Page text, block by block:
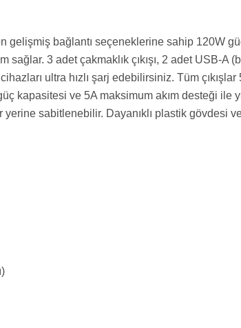
bağlantı seçeneklerine sahip 120W
3 adet çakmaklık çıkışı, 2 adet USB-A
ultra hızlı şarj edebilirsiniz. Tüm
kapasitesi ve 5A maksimum akım desteği ile
sabitlenebilir. Dayanıklı plastik gövdesi